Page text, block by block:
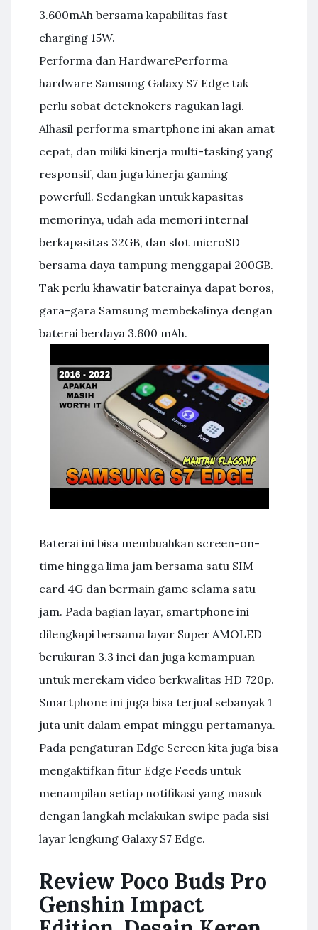
3.600mAh bersama kapabilitas fast
charging 15W.
Performa dan HardwarePerforma
hardware Samsung Galaxy S7 Edge tak
perlu sobat deteknokers ragukan lagi.
Alhasil performa smartphone ini akan amat
cepat, dan miliki kinerja multi-tasking yang
responsif, dan juga kinerja gaming
powerfull. Sedangkan untuk kapasitas
memorinya, udah ada memori internal
berkapasitas 32GB, dan slot microSD
bersama daya tampung menggapai 200GB.
Tak perlu khawatir baterainya dapat boros,
gara-gara Samsung membekalinya dengan
baterai berdaya 3.600 mAh.
Baterai ini bisa membuahkan screen-on-
time hingga lima jam bersama satu SIM
card 4G dan bermain game selama satu
jam. Pada bagian layar, smartphone ini
dilengkapi bersama layar Super AMOLED
berukuran 3.3 inci dan juga kemampuan
untuk merekam video berkwalitas HD 720p.
Smartphone ini juga bisa terjual sebanyak 1
juta unit dalam empat minggu pertamanya.
Pada pengaturan Edge Screen kita juga bisa
mengaktifkan fitur Edge Feeds untuk
menampilan setiap notifikasi yang masuk
dengan langkah melakukan swipe pada sisi
layar lengkung Galaxy S7 Edge.
Review Poco Buds Pro
Genshin Impact